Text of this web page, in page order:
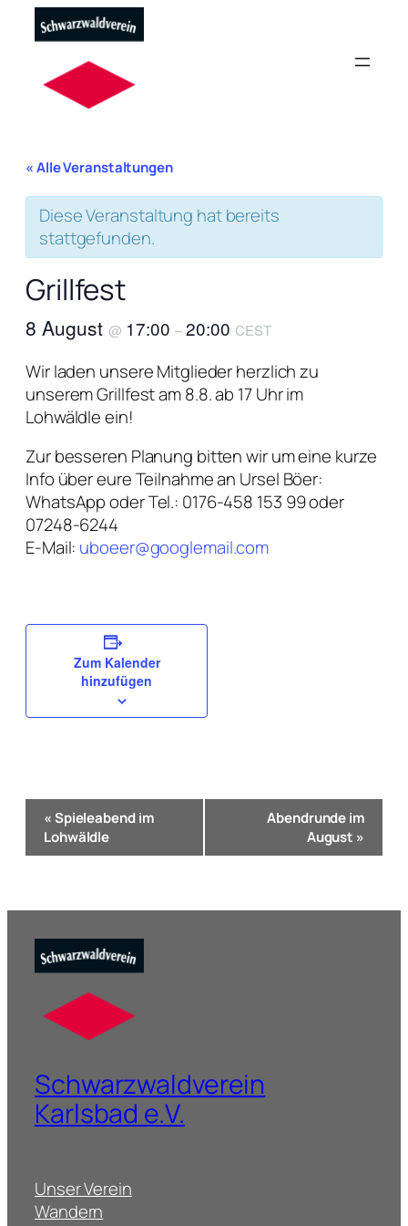
« Alle Veranstaltungen
Diese Veranstaltung hat bereits
stattgefunden.
Grillfest
8 August @ 17:00 –20:00 CEST
Wir laden unsere Mitglieder herzlich zu
unserem Grillfest am 8.8. ab 17 Uhr im
Lohwäldle ein!
Zur besseren Planung bitten wir um eine kurze
Info über eure Teilnahme an Ursel Böer:
WhatsApp oder Tel.: 0176-458 153 99 oder
07248-6244
E-Mail: uboeer@googlemail.com
Zum Kalender
hinzufügen
Veranstaltung
Navigation
«Spieleabend im
Lohwäldle
Abendrunde im
August »
Schwarzwaldverein
Karlsbad e.V.
Unser Verein
Wandern